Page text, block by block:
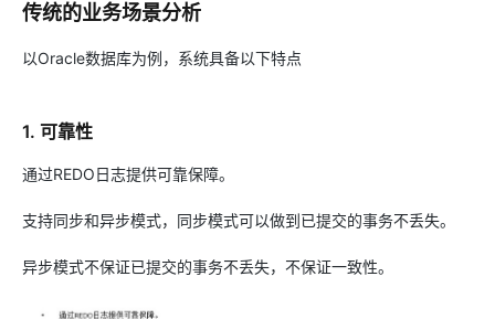
传统的业务场景分析
以Oracle数据库为例，系统具备以下特点
1. 可靠性
通过REDO日志提供可靠保障。
支持同步和异步模式，同步模式可以做到已提交的事务不丢失。
异步模式不保证已提交的事务不丢失，不保证一致性。